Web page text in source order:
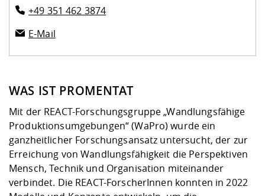
WAS IST PROMENTAT
Mit der REACT-Forschungsgruppe „Wandlungsfähige
Produktionsumgebungen“ (WaPro) wurde ein
ganzheitlicher Forschungsansatz untersucht, der zur
Erreichung von Wandlungsfähigkeit die Perspektiven
Mensch, Technik und Organisation miteinander
verbindet. Die REACT-ForscherInnen konnten in 2022
+49 351 462 3874
E-Mail